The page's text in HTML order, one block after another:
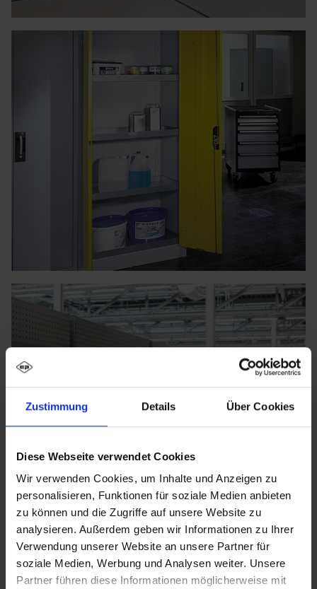
Zustimmung Details Über Cookies
Diese Webseite verwendet Cookies
Wir verwenden Cookies, um Inhalte und Anzeigen zu
personalisieren, Funktionen für soziale Medien anbieten
zu können und die Zugriffe auf unsere Website zu
analysieren. Außerdem geben wir Informationen zu Ihrer
Verwendung unserer Website an unsere Partner für
soziale Medien, Werbung und Analysen weiter. Unsere
Partner führen diese Informationen möglicherweise mit